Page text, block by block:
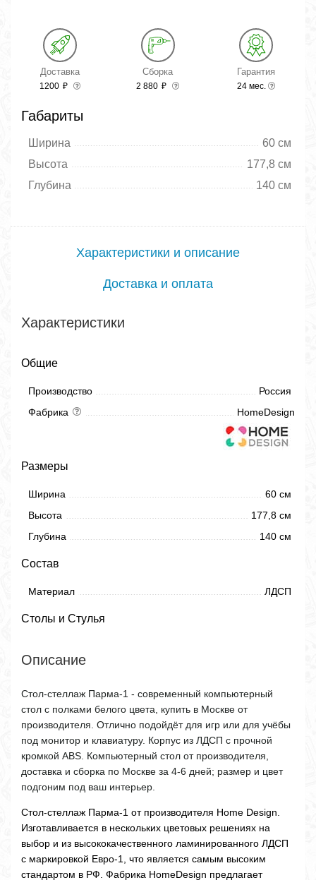
Доставка
1200 ₽
Сборка
2 880 ₽
Гарантия
24 мес.
Габариты
Ширина
60 см
Высота
177,8 см
Глубина
140 см
Характеристики и описание
Доставка и оплата
Характеристики
Общие
Производство
Россия
Фабрика
HomeDesign
Размеры
Ширина
60 см
Высота
177,8 см
Глубина
140 см
Состав
Материал ЛДСП
Столы и Стулья
Описание
Стол-стеллаж Парма-1 - современный компьютерный
стол с полками белого цвета, купить в Москве от
производителя. Отлично подойдёт для игр или для учёбы
под монитор и клавиатуру. Корпус из ЛДСП с прочной
кромкой ABS. Компьютерный стол от производителя,
доставка и сборка по Москве за 4-6 дней; размер и цвет
подгоним под ваш интерьер.
Стол-стеллаж Парма-1 от производителя Home Design.
Изготавливается в нескольких цветовых решениях на
выбор и из высококачественного ламинированного ЛДСП
с маркировкой Евро-1, что является самым высоким
стандартом в РФ. Фабрика HomeDesign предлагает